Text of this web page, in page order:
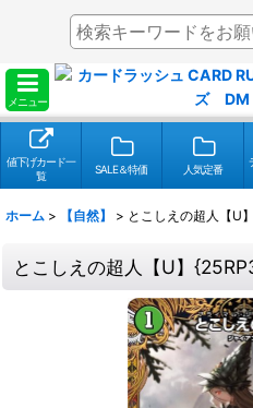
メニュー
値下げカード一
覧
SALE＆特価 人気定番
ホーム > 【自然】 > とこしえの超人【U
とこしえの超人【U】